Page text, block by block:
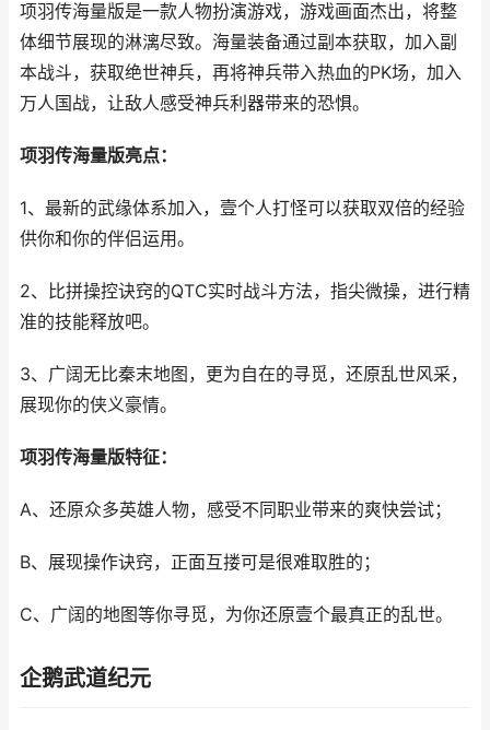
项羽传海量版是一款人物扮演游戏，游戏画面杰出，将整
体细节展现的淋漓尽致。海量装备通过副本获取，加入副
本战斗，获取绝世神兵，再将神兵带入热血的PK场，加入
万人国战，让敌人感受神兵利器带来的恐惧。
项羽传海量版亮点：
1、最新的武缘体系加入，壹个人打怪可以获取双倍的经验
供你和你的伴侣运用。
2、比拼操控诀窍的QTC实时战斗方法，指尖微操，进行精
准的技能释放吧。
3、广阔无比秦末地图，更为自在的寻觅，还原乱世风采，
展现你的侠义豪情。
项羽传海量版特征：
A、还原众多英雄人物，感受不同职业带来的爽快尝试；
B、展现操作诀窍，正面互搂可是很难取胜的；
C、广阔的地图等你寻觅，为你还原壹个最真正的乱世。
企鹅武道纪元